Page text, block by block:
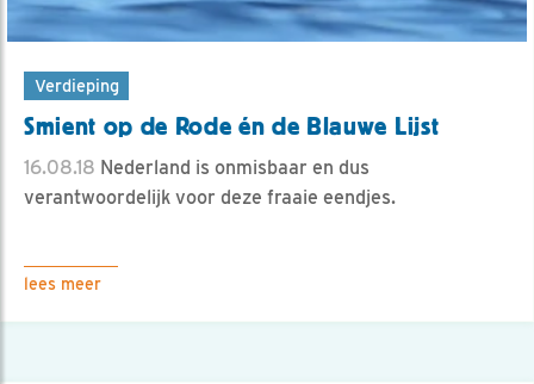
Verdieping
Smient op de Rode én de Blauwe Lijst
16.08.18 Nederland is onmisbaar en dus
verantwoordelijk voor deze fraaie eendjes.
lees meer